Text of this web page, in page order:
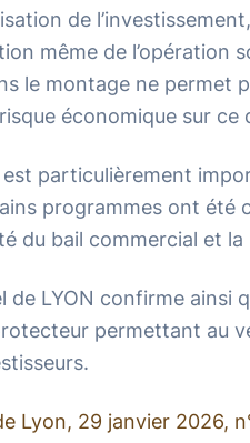
de
même de l’opération
le montage ne permet
économique sur ce
particulièrement
programmes ont
du bail commercial et
de LYON confirme
permettant au
Lyon, 29 janvier 2026,